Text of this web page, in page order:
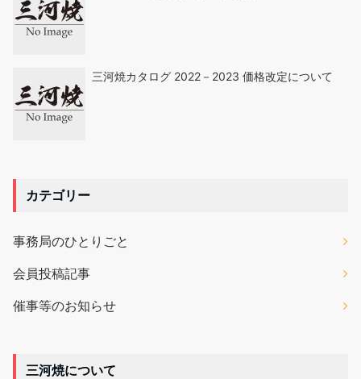
三河焼カタログ 2022－2023 価格改定について
カテゴリー
事務局のひとりごと
会員投稿記事
催事等のお知らせ
三河焼について